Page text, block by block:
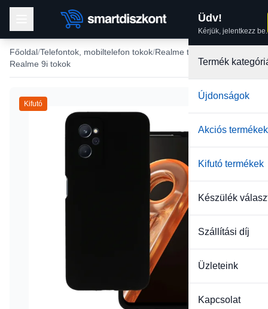
Üdv!
Kérjük, jelentkezz be.
Termék
Újdonságok
Akciós termékek
Kifutó termékek
Készülék
Szállítási díj
Üzleteink
Kapcsolat
Főoldal Telefontok, mobiltelefon tokok Realme tokok
Realme 9i tokok
Kifutó